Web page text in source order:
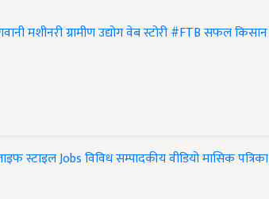
मशीनरीग्रामीण उद्योगवेब स्टोरी#FTBसफल किसान
स्टाइलJobsविविधसम्पादकीयवीडियोमासिक पत्रिका